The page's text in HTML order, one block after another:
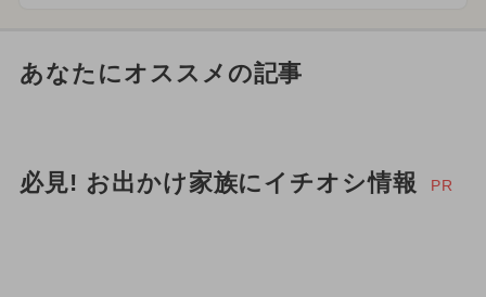
あなたにオススメの記事
必見! お出かけ家族にイチオシ情報 PR